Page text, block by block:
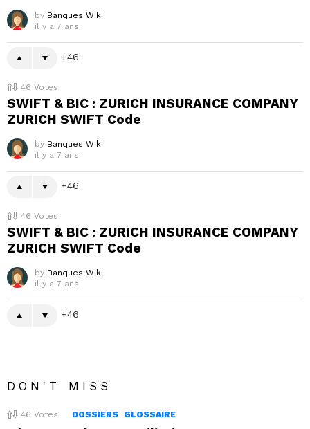
by Banques Wiki
il y a 7 ans
46
46 Votes
SWIFT & BIC : ZURICH INSURANCE COMPANY
ZURICH SWIFT Code
by Banques Wiki
il y a 7 ans
46
46 Votes
SWIFT & BIC : ZURICH INSURANCE COMPANY
ZURICH SWIFT Code
by Banques Wiki
il y a 7 ans
46
DON'T MISS
46 Votes DOSSIERS GLOSSAIRE